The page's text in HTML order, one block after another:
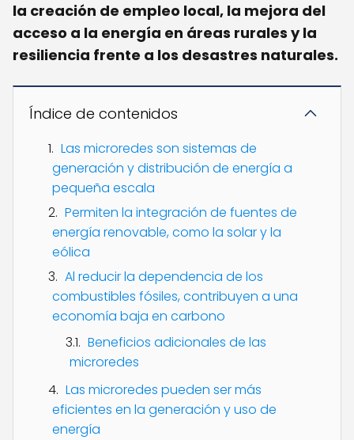
la creación de empleo local, la mejora del
acceso a la energía en áreas rurales y la
resiliencia frente a los desastres naturales.
Índice de contenidos
Las microredes son sistemas de
generación y distribución de energía a
pequeña escala
Permiten la integración de fuentes de
energía renovable, como la solar y la
eólica
Al reducir la dependencia de los
combustibles fósiles, contribuyen a una
economía baja en carbono
Beneficios adicionales de las
microredes
Las microredes pueden ser más
eficientes en la generación y uso de
energía